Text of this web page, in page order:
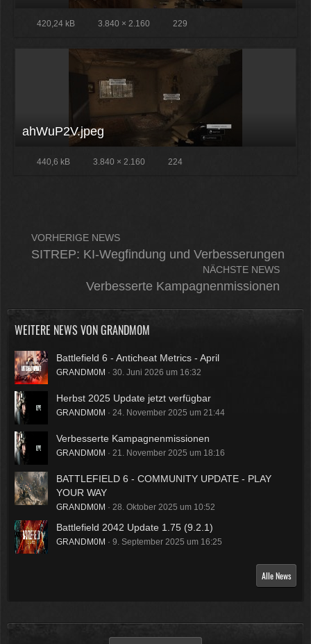
420,24 kB 3.840 × 2.160 229
ahWuP2V.jpeg
440,6 kB 3.840 × 2.160 224
VORHERIGE NEWS
SITREP: KI-Wegfindung und Verbesserungen
NÄCHSTE NEWS
Verbesserte Kampagnenmissionen
WEITERE NEWS VONGRANDM0M
Battlefield 6 - Anticheat Metrics - April
GRANDM0M 30. Juni 2026 um 16:32
Herbst 2025 Update jetzt verfügbar
GRANDM0M 24. November 2025 um 21:44
Verbesserte Kampagnenmissionen
GRANDM0M 21. November 2025 um 18:16
BATTLEFIELD 6 - COMMUNITY UPDATE - PLAY
YOUR WAY
GRANDM0M 28. Oktober 2025 um 10:52
Battlefield 2042 Update 1.75 (9.2.1)
GRANDM0M 9. September 2025 um 16:25
Alle News